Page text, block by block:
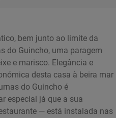
bem junto ao limite da
do Guincho, uma paragem
e marisco. Elegância e
desta casa à beira mar
do Guincho é
especial já que a sua
— está instalada nas